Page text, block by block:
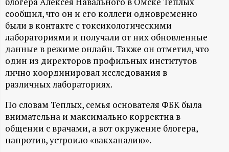
и
н
ф
о
р
м
сообщил, что он и его коллеги одновременно
были в контакте с токсикологическими
лабораториями и получали от них обновленные
данные в режиме онлайн. Также он отметил, что
один из директоров профильных институтов
лично координировал исследования в
различных лабораториях.
По словам Теплых, семья основателя ФБК была
внимательна и максимально корректна в
общении с врачами, а вот окружение блогера,
напротив, устроило «вакханалию».